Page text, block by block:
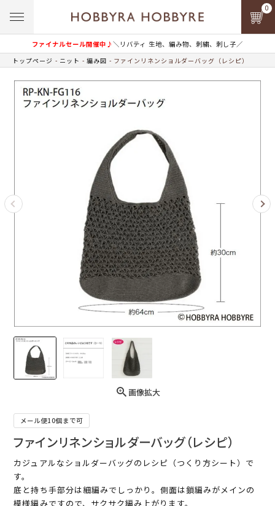
ファイナルセール開催中♪＼リバティ 生地、編み物、刺繍、刺し子／
0
トップページ ニット 編み図 ファインリネンショルダーバッグ（レシピ）
画像拡大
メール便10個まで可
ファインリネンショルダーバッグ（レシピ）
カジュアルなショルダーバッグのレシピ（つくり方シート）で
す。
底と持ち手部分は細編みでしっかり。側面は鎖編みがメインの
模様編みですので、サクサク編み上がります。